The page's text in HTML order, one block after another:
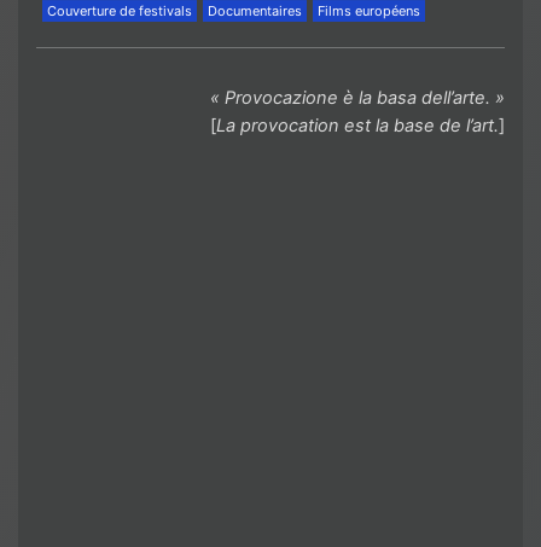
Couverture de festivals Documentaires Films européens
« Provocazione è la basa dell’arte. »
[La provocation est la base de l’art.]